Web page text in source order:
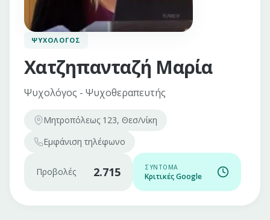
ΨΥΧΟΛΌΓΟΣ
Χατζηπανταζή Μαρία
Ψυχολόγος - Ψυχοθεραπευτής
Μητροπόλεως 123, Θεσ/νίκη
Εμφάνιση τηλέφωνο
Προβολές 2.715 ΣΎΝΤΟΜΑ
Κριτικές Google